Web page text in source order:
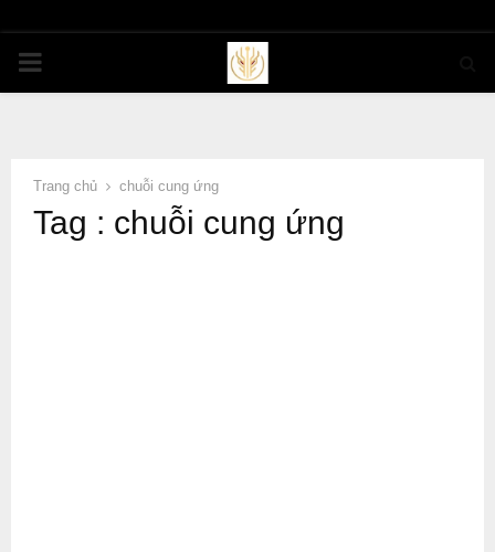
PRIMARY
Trang chủ chuỗi cung ứng
Tag : chuỗi cung ứng